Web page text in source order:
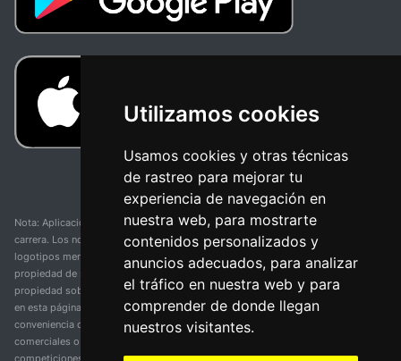
Utilizamos cookies
Usamos cookies y otras técnicas
de rastreo para mejorar tu
experiencia de navegación en
nuestra web, para mostrarte
contenidos personalizados y
anuncios adecuados, para analizar
el tráfico en nuestra web y para
comprender de donde llegan
nuestros visitantes.
Nota: Aplicación y web no oficial y no relacionada con ninguna organización o
carrera. Los nombres de equipos, competiciones, marcas comerciales y
logotipos mencionados en esta página de resultados de ciclismo son
propiedad de sus respectivos dueños. No tenemos afiliación, patrocinio ni
propiedad sobre estas marcas comerciales. Toda la información proporcionada
en esta página se presenta únicamente con fines informativos y para la
conveniencia de nuestros usuarios. Cualquier uso de nombres, marcas
comerciales o logotipos tiene el único propósito de identificar equipos y